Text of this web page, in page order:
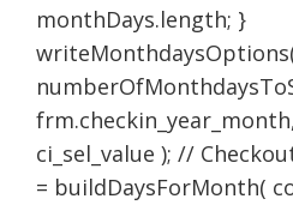
monthDays.length; }
ci_sel_value ); //
= buildDaysForMonth(